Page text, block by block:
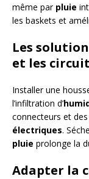
même par pluie
les baskets et
Les
et les
Installer une
l’infiltration d’
connecteurs et
électriques.
pluie prolonge la
Adapter la